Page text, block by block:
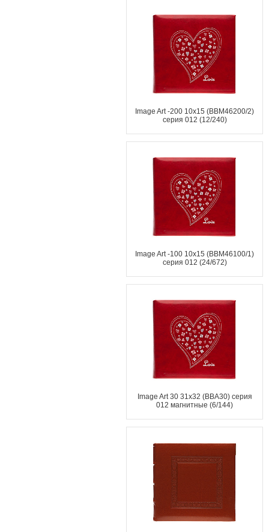
Image Art -200 10x15 (BBM46200/2)
серия 012 (12/240)
Image Art -100 10x15 (BBM46100/1)
серия 012 (24/672)
Image Art 30 31x32 (ВВА30) серия
012 магнитные (6/144)